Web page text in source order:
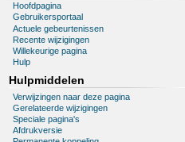
Hoofdpagina
Gebruikersportaal
Actuele gebeurtenissen
Recente wijzigingen
Willekeurige pagina
Hulp
Hulpmiddelen
Verwijzingen naar deze pagina
Gerelateerde wijzigingen
Speciale pagina's
Afdrukversie